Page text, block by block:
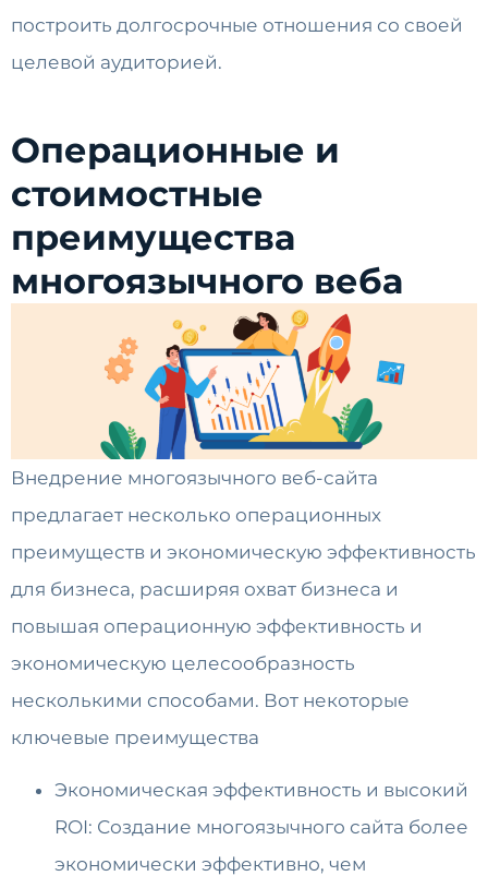
построить долгосрочные отношения со своей
целевой аудиторией.
Операционные и
стоимостные
преимущества
многоязычного веба
Внедрение многоязычного веб-сайта
предлагает несколько операционных
преимуществ и экономическую эффективность
для бизнеса, расширяя охват бизнеса и
повышая операционную эффективность и
экономическую целесообразность
несколькими способами. Вот некоторые
ключевые преимущества
Экономическая эффективность и высокий
ROI: Создание многоязычного сайта более
экономически эффективно, чем